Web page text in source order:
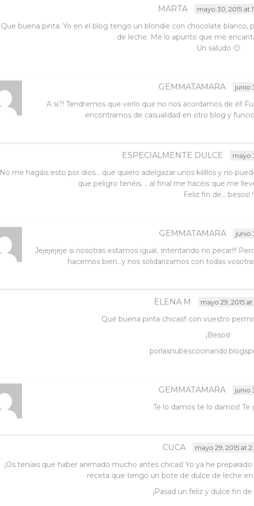
MARTA mayo 30, 2015 at
Que buena pinta. Yo en el blog tengo un blondie con chocolate blanco,
de leche. Me lo apunto que me
Un saludo 🙂
GEMMATAMARA junio
A si?! Tendremos que verlo que no nos acordamos de él!
encontramos de casualidad en otro blog y
ESPECIALMENTE DULCE mayo
No me hagáis esto por dios… que quiero adelgazar unos kilillos y no
que peligro tenéis. .. al final me hacéis que me
Feliz fin de… besos! !
GEMMATAMARA junio
Jejejejeje si nosotras estamos igual…intentando no pecar!!!
hacemos bien…y nos solidarizamos con todas
ELENA M mayo 29, 2015
Qué buena pinta chicas!! con vuestro
¡Besos!
GEMMATAMARA junio
Te lo damos te lo damos! Te
CUCA mayo 29, 2015 at
¡Os teníais que haber animado mucho antes chicas! Yo ya he
receta que tengo un bote de dulce de leche
¡Pasad un feliz y dulce fin de